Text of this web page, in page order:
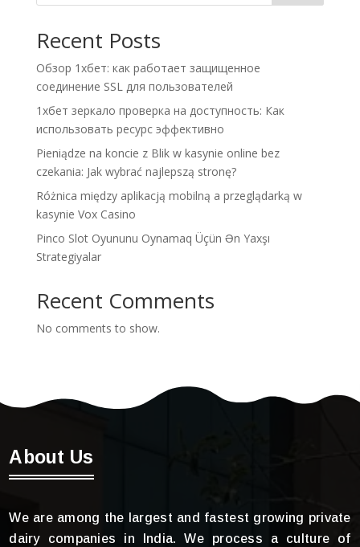
e
:
Recent Posts
Обзор 1хбет: как работает защищенное
соединение SSL для пользователей
1хбет зеркало проверка на доступность: Как
использовать ресурс эффективно
Pieniądze na koncie z Blik w kasynie online bez
czekania: Jak wybrać najlepszą stronę?
Różnica między aplikacją mobilną a przeglądarką w
kasynie Vox Casino
Pinco Slot Oyununu Oynamaq Üçün Ən Yaxşı
Strategiyalar
Recent Comments
No comments to show.
About Us
We are among the largest and fastest growing private
dairy companies in India. We process a culture of